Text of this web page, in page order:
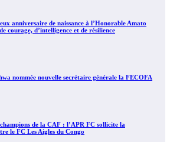
anniversaire de naissance à l’Honorable Amato
courage, d’intelligence et de résilience
nommée nouvelle secrétaire générale la FECOFA
de la CAF : l’APR FC sollicite la
le FC Les Aigles du Congo